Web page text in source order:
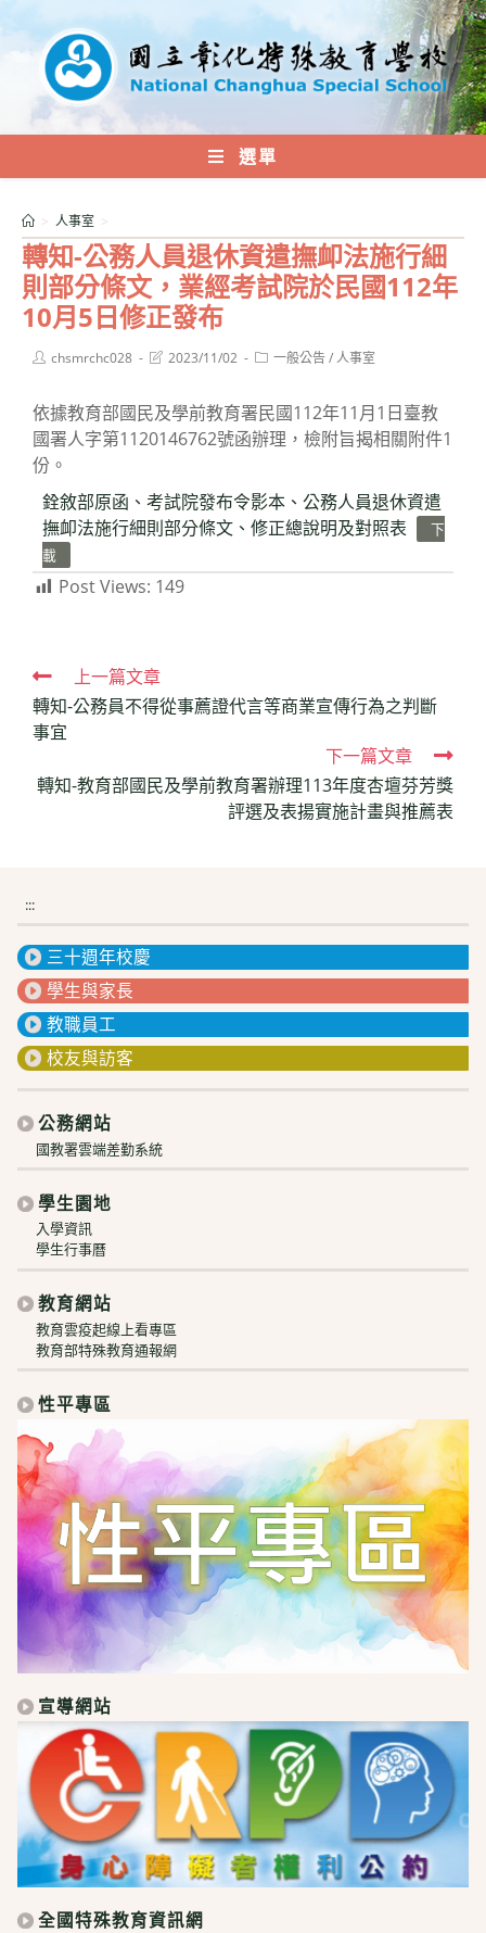
轉
內
選單
轉知-公務人員退休資遣撫卹法施行細
則部分條文，業經考試院於民國112年
10月5日修正發布
> 人事室 >
Postchsmrchc028
Post2023/11/02
Post一般公告/人事室
依據教育部國民及學前教育署民國112年11月1日臺教
國署人字第1120146762號函辦理，檢附旨揭相關附件1
份。
銓敘部原函、考試院發布令影本、公務人員退休資遣
撫卹法施行細則部分條文、修正總說明及對照表
下
載
Post Views: 149
Read
more
articles
上一篇文章
轉知-公務員不得從事薦證代言等商業宣傳行為之判斷
事宜
下一篇文章
轉知-教育部國民及學前教育署辦理113年度杏壇芬芳獎
評選及表揚實施計畫與推薦表
:::
三十週年校慶
學生與家長
教職員工
校友與訪客
公務網站
國教署雲端差勤系統
學生園地
入學資訊
學生行事曆
教育網站
教育雲疫起線上看專區
教育部特殊教育通報網
性平專區
宣導網站
全國特殊教育資訊網